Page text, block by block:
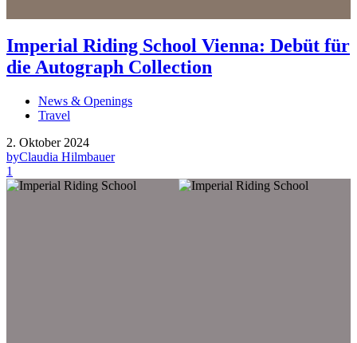
Imperial Riding School Vienna: Debüt für
die Autograph Collection
News & Openings
Travel
2. Oktober 2024
byClaudia Hilmbauer
1